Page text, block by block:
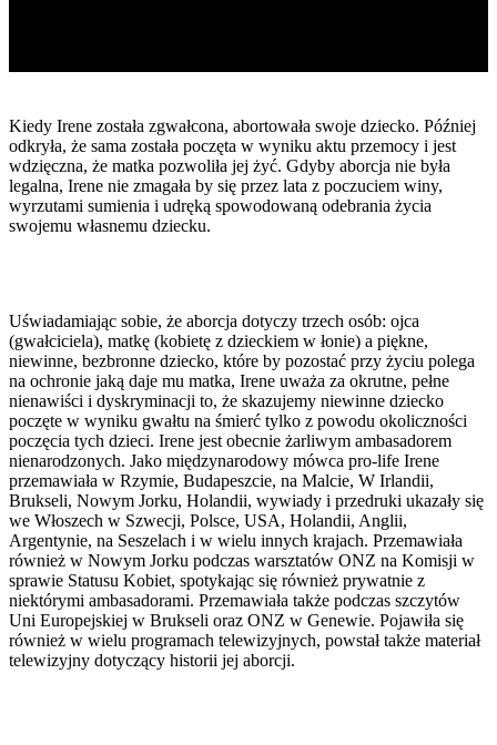
Kiedy Irene została zgwałcona, abortowała swoje dziecko. Później
odkryła, że sama została poczęta w wyniku aktu przemocy i jest
wdzięczna, że matka pozwoliła jej żyć. Gdyby aborcja nie była
legalna, Irene nie zmagała by się przez lata z poczuciem winy,
wyrzutami sumienia i udręką spowodowaną odebrania życia
swojemu własnemu dziecku.
Uświadamiając sobie, że aborcja dotyczy trzech osób: ojca
(gwałciciela), matkę (kobietę z dzieckiem w łonie) a piękne,
niewinne, bezbronne dziecko, które by pozostać przy życiu polega
na ochronie jaką daje mu matka, Irene uważa za okrutne, pełne
nienawiści i dyskryminacji to, że skazujemy niewinne dziecko
poczęte w wyniku gwałtu na śmierć tylko z powodu okoliczności
poczęcia tych dzieci. Irene jest obecnie żarliwym ambasadorem
nienarodzonych. Jako międzynarodowy mówca pro-life Irene
przemawiała w Rzymie, Budapeszcie, na Malcie, W Irlandii,
Brukseli, Nowym Jorku, Holandii, wywiady i przedruki ukazały się
we Włoszech w Szwecji, Polsce, USA, Holandii, Anglii,
Argentynie, na Seszelach i w wielu innych krajach. Przemawiała
również w Nowym Jorku podczas warsztatów ONZ na Komisji w
sprawie Statusu Kobiet, spotykając się również prywatnie z
niektórymi ambasadorami. Przemawiała także podczas szczytów
Uni Europejskiej w Brukseli oraz ONZ w Genewie. Pojawiła się
również w wielu programach telewizyjnych, powstał także materiał
telewizyjny dotyczący historii jej aborcji.